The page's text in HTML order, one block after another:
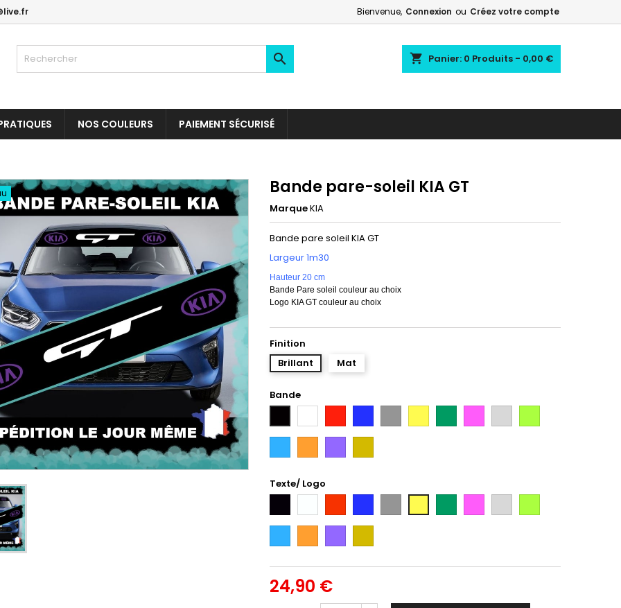
Bienvenue, Connexion ou Créez votre compte
shopping_cart Panier: 0 Produits - 0,00 €

NOS COULEURS PAIEMENT SÉCURISÉ
Bande pare-soleil KIA GT
MarqueKIA
Bande pare soleil KIA GT
Largeur 1m30
Hauteur 20 cm
Bande Pare soleil couleur au choix
Logo KIA GT couleur au choix
Finition
Brillant
Mat
Bande
ArgentCitron
Intense
Texte/ Logo
ArgentCitron
Intense
24,90 €